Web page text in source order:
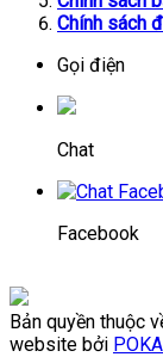
Chính sách
Gọi điện
Chat
Facebook
Bản quyền thuộc
website bởi